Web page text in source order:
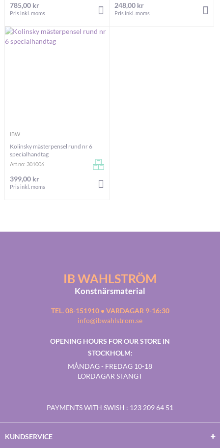
785,00 kr
Pris inkl. moms LÄGG I VARUKORGEN
248,00 kr
Pris inkl. moms
IBW
Kolinsky mästerpensel rund nr 6
specialhandtag
Art.no: 301006
399,00 kr
Pris inkl. moms
IB WAHLSTRÖM
Konstnärsmaterial
TEL. 08-151910 • VARDAGAR 9-16:30
info@ibwahlstrom.se
OPENING HOURS FOR OUR STORE IN
STOCKHOLM:
MÅNDAG - FREDAG 10-18
LÖRDAGAR STÄNGT
PAYMENTS WITH SWISH : 123 209 64 51
KUNDSERVICE